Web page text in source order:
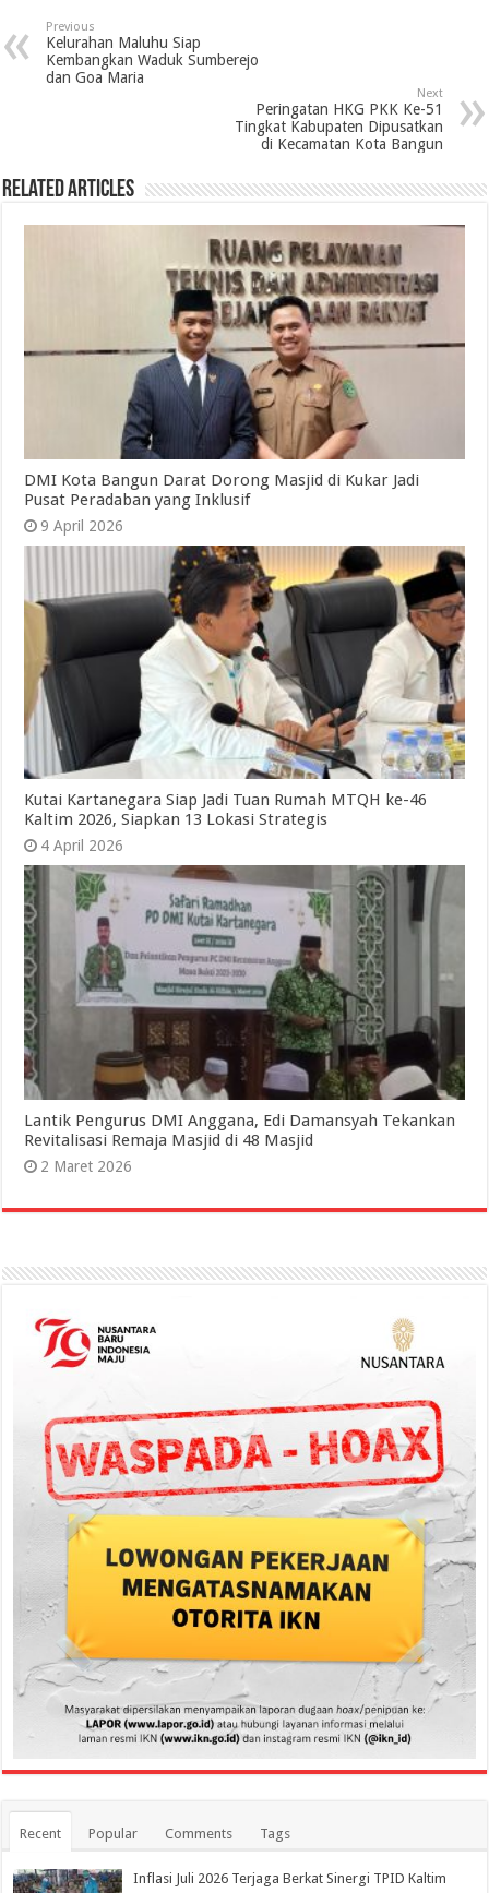
Previous
Kelurahan Maluhu Siap
Kembangkan Waduk Sumberejo
dan Goa Maria
Next
Peringatan HKG PKK Ke-51
Tingkat Kabupaten Dipusatkan
di Kecamatan Kota Bangun
Related Articles
DMI Kota Bangun Darat Dorong Masjid di Kukar Jadi
Pusat Peradaban yang Inklusif
9 April 2026
Kutai Kartanegara Siap Jadi Tuan Rumah MTQH ke-46
Kaltim 2026, Siapkan 13 Lokasi Strategis
4 April 2026
Lantik Pengurus DMI Anggana, Edi Damansyah Tekankan
Revitalisasi Remaja Masjid di 48 Masjid
2 Maret 2026
Recent Popular Comments Tags
Inflasi Juli 2026 Terjaga Berkat Sinergi TPID Kaltim